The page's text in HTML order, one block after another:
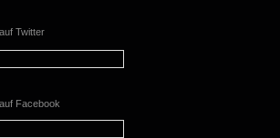
Twitter
Facebook